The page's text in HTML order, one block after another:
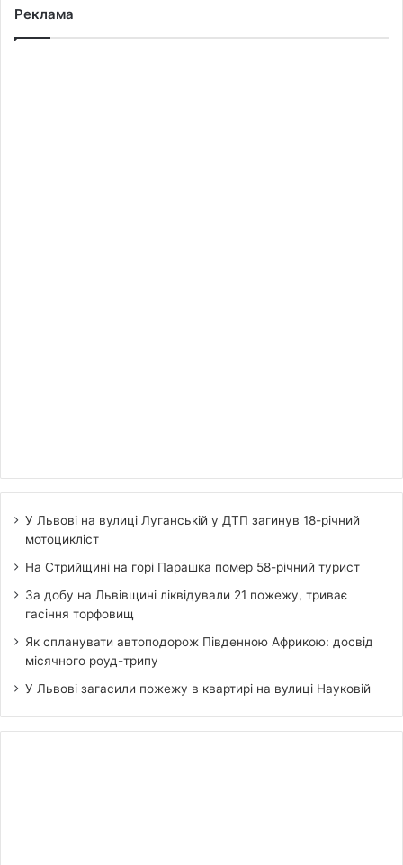
Реклама
У Львові на вулиці Луганській у ДТП загинув 18-річний
мотоцикліст
На Стрийщині на горі Парашка помер 58-річний турист
За добу на Львівщині ліквідували 21 пожежу, триває
гасіння торфовищ
Як спланувати автоподорож Південною Африкою: досвід
місячного роуд-трипу
У Львові загасили пожежу в квартирі на вулиці Науковій